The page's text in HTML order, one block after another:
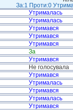
За:1 Проти:0
Утрималась
Утрималась
Утримався
Утримався
Утримався
За
Утримався
Не голосувала
Утримався
Утрималась
Утримався
Утрималась
Утримався